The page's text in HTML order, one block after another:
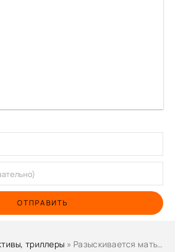
ОТПРАВИТЬ
триллеры » Разыскивается мать - Рекс Стаут